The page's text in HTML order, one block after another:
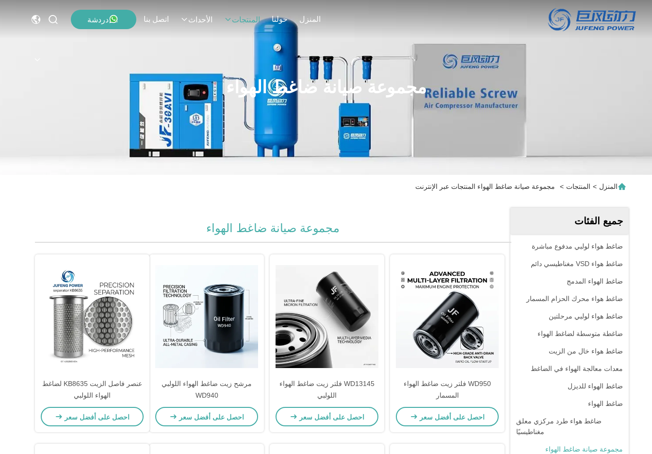
المنزل حولنا المنتجات الأحداث اتصل بنا دردشة
مجموعة صيانة ضاغط الهواء
المنزل > المنتجات > مجموعة صيانة ضاغط الهواء المنتجات عبر الإنترنت
جميع الفئات
ضاغط هواء لولبي مدفوع مباشرة
ضاغط هواء VSD مغناطيسي دائم
ضاغط الهواء المدمج
ضاغط هواء محرك الحزام المسمار
ضاغط هواء لولبي مرحلتين
ضاغطة متوسطة لضاغط الهواء
ضاغط هواء خال من الزيت
معدات معالجة الهواء في الضاغط
ضاغط الهواء للديزل
ضاغط الهواء
ضاغط هواء طرد مركزي معلق
مغناطيسيًا
مجموعة صيانة ضاغط الهواء
مجموعة صيانة ضاغط الهواء
WD950 فلتر زيت ضاغط الهواء
المسمار
احصل على أفضل سعر
WD13145 فلتر زيت ضاغط الهواء
اللولبي
احصل على أفضل سعر
مرشح زيت ضاغط الهواء اللولبي
WD940
احصل على أفضل سعر
عنصر فاصل الزيت KB8635 لضاغط
الهواء اللولبي
احصل على أفضل سعر